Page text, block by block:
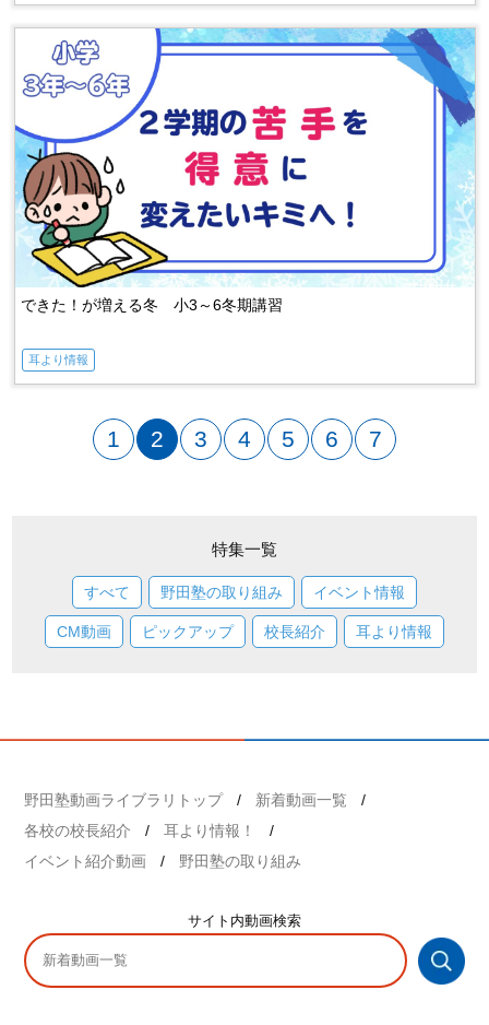
耳より情報
できた！が増える冬 小3～6冬期講習
1 2 3 4 5 6 7
特集一覧
すべて 野田塾の取り組み イベント情報
CM動画 ピックアップ 校長紹介 耳より情報
野田塾動画ライブラリトップ
新着動画一覧
各校の校長紹介
耳より情報！
イベント紹介動画
野田塾の取り組み
サイト内動画検索